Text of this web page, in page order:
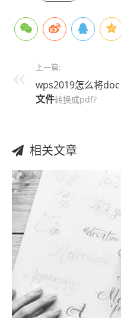
上一篇:
wps2019怎么将doc
文件转换成pdf?
相关文章